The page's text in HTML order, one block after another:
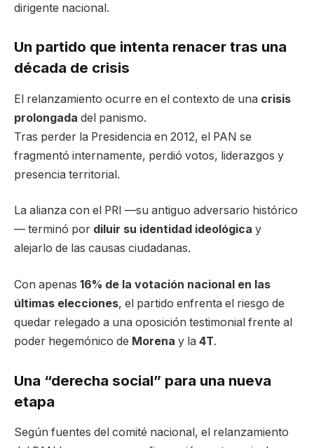
dirigente nacional.
Un partido que intenta renacer tras una
década de crisis
El relanzamiento ocurre en el contexto de una crisis
prolongada del panismo.
Tras perder la Presidencia en 2012, el PAN se
fragmentó internamente, perdió votos, liderazgos y
presencia territorial.
La alianza con el PRI —su antiguo adversario histórico
— terminó por diluir su identidad ideológica y
alejarlo de las causas ciudadanas.
Con apenas 16% de la votación nacional en las
últimas elecciones, el partido enfrenta el riesgo de
quedar relegado a una oposición testimonial frente al
poder hegemónico de Morena y la 4T.
Una “derecha social” para una nueva
etapa
Según fuentes del comité nacional, el relanzamiento